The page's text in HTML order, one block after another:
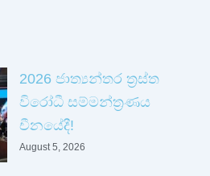
2026 ජාත්‍යන්තර ත්‍රස්ත
විරෝධී සම්මන්ත්‍රණය
චීනයේදී!
August 5, 2026